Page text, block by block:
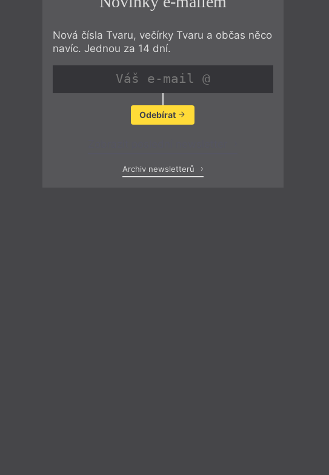
Nová čísla Tvaru, večírky Tvaru a občas něco
navíc. Jednou za 14 dní.
Odebírat
Archiv newsletterů